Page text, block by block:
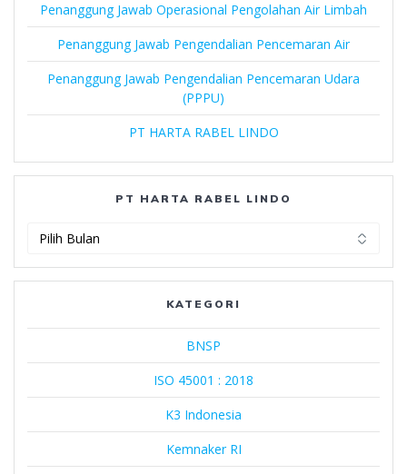
Penanggung Jawab Operasional Pengolahan Air Limbah
Penanggung Jawab Pengendalian Pencemaran Air
Penanggung Jawab Pengendalian Pencemaran Udara
(PPPU)
PT HARTA RABEL LINDO
PT HARTA RABEL LINDO
Rabel
KATEGORI
BNSP
ISO 45001 : 2018
K3 Indonesia
Kemnaker RI